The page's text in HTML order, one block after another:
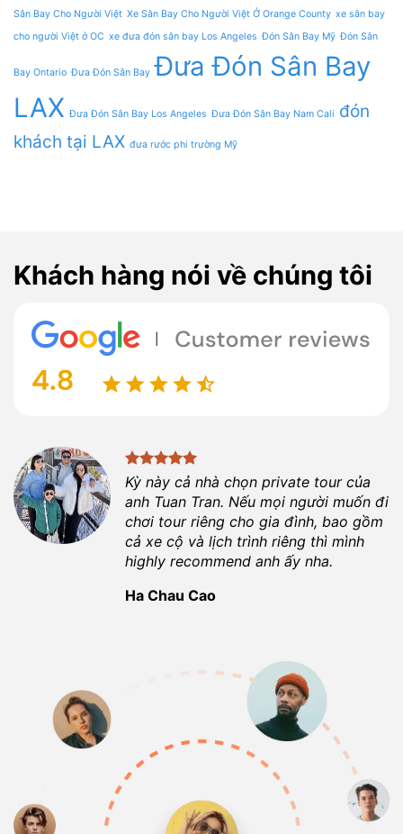
Sân Bay Cho Người Việt Xe Sân Bay Cho Người Việt Ở Orange County xe sân bay
cho người Việt ở OC xe đưa đón sân bay Los Angeles Đón Sân Bay Mỹ Đón Sân
Bay Ontario Đưa Đón Sân Bay Đưa Đón Sân Bay
LAX Đưa Đón Sân Bay Los Angeles Đưa Đón Sân Bay Nam Cali đón
khách tại LAX đưa rước phi trường Mỹ
Khách hàng nói về chúng tôi
Kỳ này cả nhà chọn private tour của
anh Tuan Tran. Nếu mọi người muốn đi
chơi tour riêng cho gia đình, bao gồm
cả xe cộ và lịch trình riêng thì mình
highly recommend anh ấy nha.
Ha Chau Cao